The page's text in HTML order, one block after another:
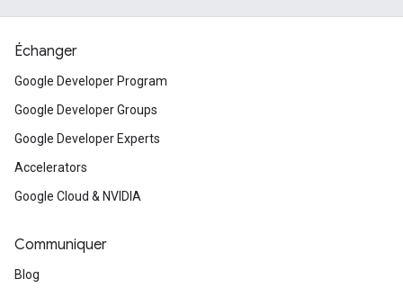
Échanger
Google Developer Program
Google Developer Groups
Google Developer Experts
Accelerators
Google Cloud & NVIDIA
Communiquer
Blog